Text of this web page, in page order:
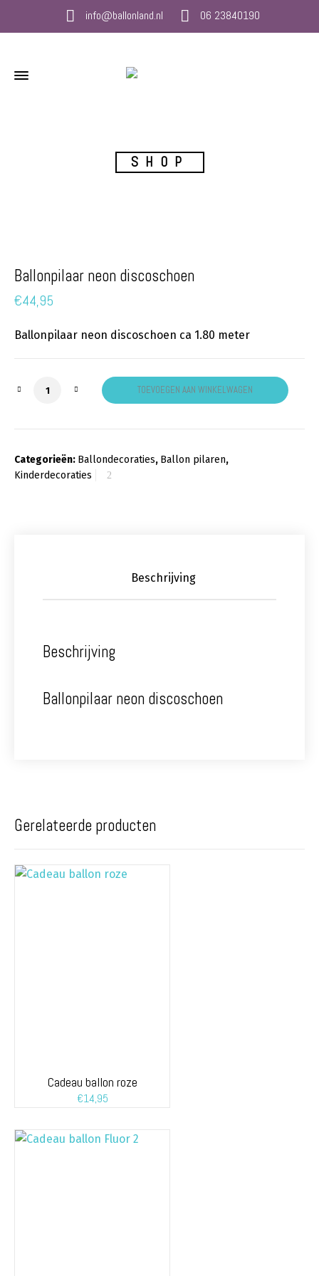
info@ballonland.nl 06 23840190
SHOP
Ballonpilaar neon discoschoen
€44,95
Ballonpilaar neon discoschoen ca 1.80 meter
Ballonpilaar neon discoschoen aantal
TOEVOEGEN AAN WINKELWAGEN
Categorieën: Ballondecoraties, Ballon pilaren,
Kinderdecoraties
Beschrijving
Beschrijving
Ballonpilaar neon discoschoen
Gerelateerde producten
Cadeau ballon roze
€14,95